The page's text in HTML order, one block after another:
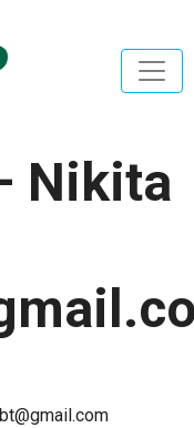
Nikita